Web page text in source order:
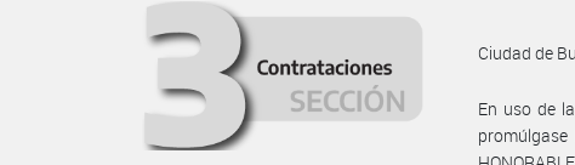
Ciudad de
En uso de
promúlgase